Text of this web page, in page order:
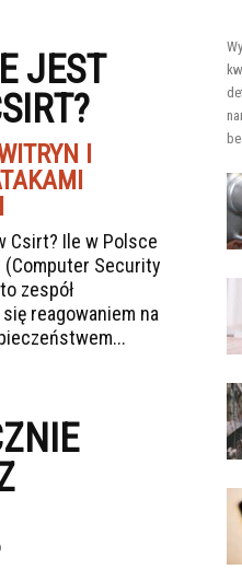
JEST
I
Csirt? Ile w Polsce
Security
zespół
reagowaniem na